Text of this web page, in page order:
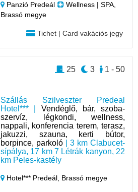
Panzió Predeál
Wellness | SPA,
Brassó megye
Tichet | Card vakációs jegy
Szállás Szilveszter Predeal
Hotel*** | Vendéglő, bár, szoba-
szervíz, légkondi, wellness,
nappali, konferencia terem, terasz,
jakuzzi, szauna, kerti bútor,
borpince, parkoló | 3 km Clabucet-
sípálya, 17 km 7 Létrák kanyon, 22
km Peles-kastély
Hotel*** Predeál, Brassó megye
1 - 50
3
25